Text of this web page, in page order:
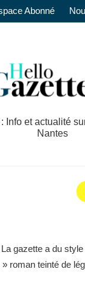
Abonné
Info et actualité
Nantes
La gazette a du style
roman teinté de